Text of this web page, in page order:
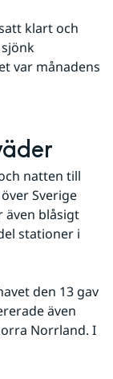
klart och
var månadens
natten till
Sverige
även blåsigt
stationer i
den 13 gav
även
Norrland. I